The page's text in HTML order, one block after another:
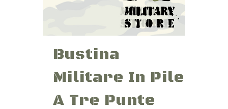
Bustina
Militare In Pile
A Tre Punte